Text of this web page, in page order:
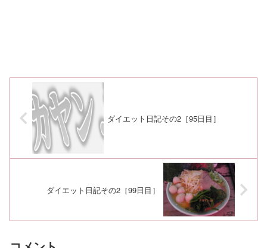
ダイエット日記その2［95日目］
ダイエット日記その2［99日目］